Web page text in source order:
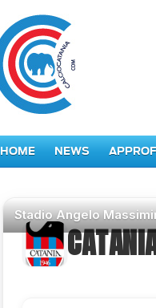
HOME NEWS
StadioAngelo